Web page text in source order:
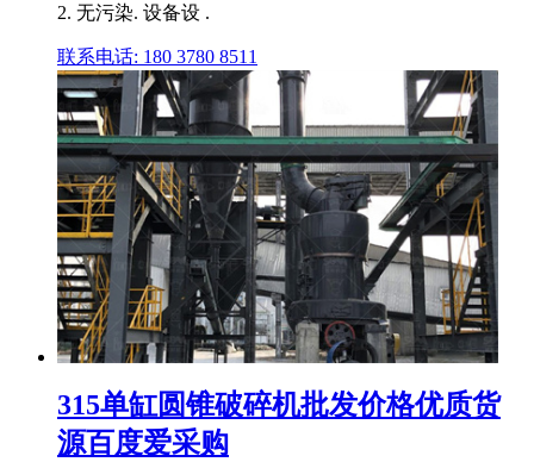
2. 无污染. 设备设 .
联系电话: 180 3780 8511
315单缸圆锥破碎机批发价格优质货
源百度爱采购